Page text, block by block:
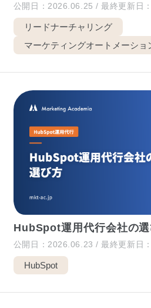
公開日：2026.06.25 / 最終更新日
リードナーチャリング
マーケティングオートメーショ
HubSpot運用代行会社の
公開日：2026.06.23 / 最終更新日
HubSpot